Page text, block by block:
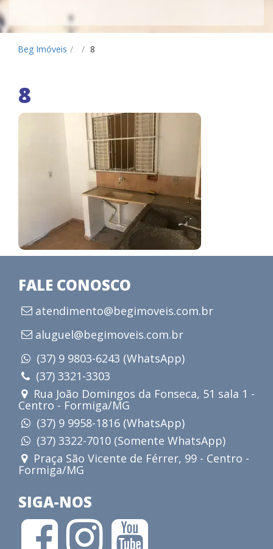
Beg Imóveis / / 8
8
FALE CONOSCO
atendimento@begimoveis.com.br
aluguel@begimoveis.com.br
(37) 9 9803-6243 (WhatsApp)
(37) 3321-3303
Rua João Domingos da Fonseca, 51 sala 1 -
Centro - Formiga/MG
(37) 9 9958-1816 (WhatsApp)
(37) 3322-7010 (Somente WhatsApp)
Praça São Vicente de Férrer, 99 - Centro -
Formiga/MG
SIGA-NOS